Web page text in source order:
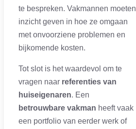
te bespreken. Vakmannen moeten
inzicht geven in hoe ze omgaan
met onvoorziene problemen en
bijkomende kosten.
Tot slot is het waardevol om te
vragen naar referenties van
huiseigenaren. Een
betrouwbare vakman heeft vaak
een portfolio van eerder werk of